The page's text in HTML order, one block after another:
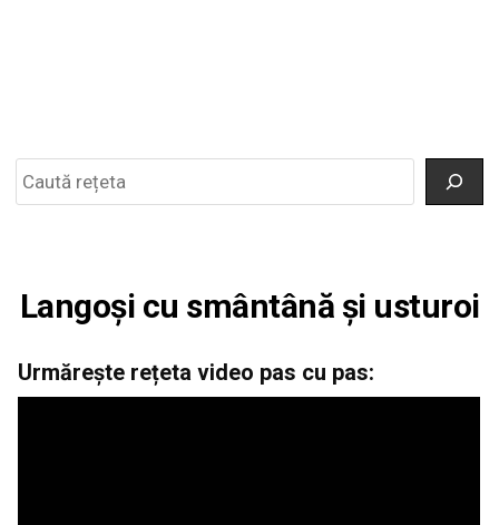
Langoși cu smântână și usturoi
Urmărește rețeta video pas cu pas: